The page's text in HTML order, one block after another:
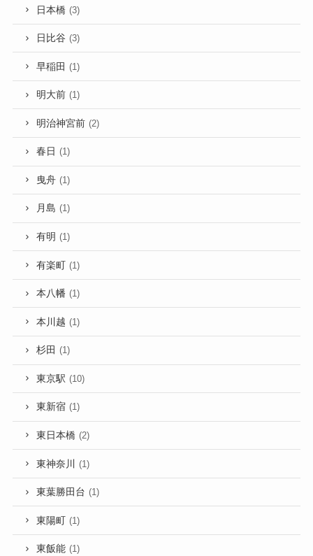
日本橋 (3)
日比谷 (3)
早稲田 (1)
明大前 (1)
明治神宮前 (2)
春日 (1)
曳舟 (1)
月島 (1)
有明 (1)
有楽町 (1)
本八幡 (1)
本川越 (1)
杉田 (1)
東京駅 (10)
東新宿 (1)
東日本橋 (2)
東神奈川 (1)
東葉勝田台 (1)
東陽町 (1)
東飯能 (1)